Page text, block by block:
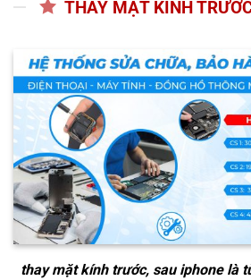
THAY MẶT KÍNH
thay mặt kính trước, sau iphonelà